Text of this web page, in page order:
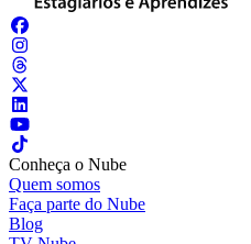
Conheça o Nube
Quem somos
Faça parte do Nube
Blog